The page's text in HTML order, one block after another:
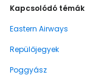
Kapcsolódó témák
Eastern Airways
Repülőjegyek
Poggyász